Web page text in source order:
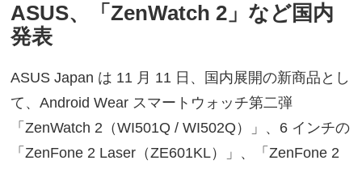
ASUS、「ZenWatch 2」など国内
発表
ASUS Japan は 11 月 11 日、国内展開の新商品とし
て、Android Wear スマートウォッチ第二弾
「ZenWatch 2（WI501Q / WI502Q）」、6 インチの
「ZenFone 2 Laser（ZE601KL）」、「ZenFone 2